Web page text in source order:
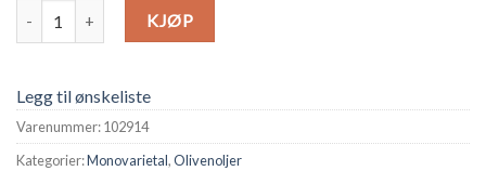
Monovarietal Manzanilla Cacereña 500 ml antall
KJØP
Legg til ønskeliste
Varenummer:102914
Kategorier:Monovarietal,Olivenoljer